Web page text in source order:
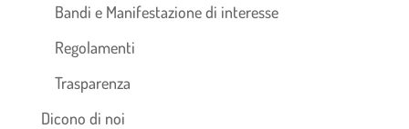
Bandi e Manifestazione di interesse
Regolamenti
Trasparenza
Dicono di noi